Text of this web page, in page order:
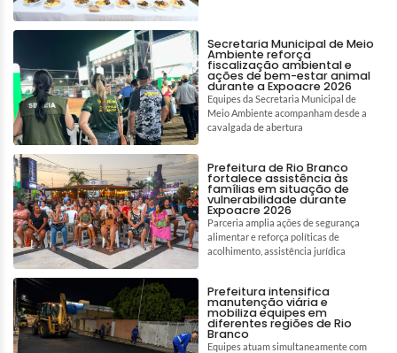
Secretaria Municipal de Meio
Ambiente reforça
fiscalização ambiental e
ações de bem-estar animal
durante a Expoacre 2026
Equipes da Secretaria Municipal de
Meio Ambiente acompanham desde a
cavalgada de abertura
Prefeitura de Rio Branco
fortalece assistência às
famílias em situação de
vulnerabilidade durante
Expoacre 2026
Parceria amplia ações de segurança
alimentar e reforça políticas de
acolhimento, assistência jurídica
Prefeitura intensifica
manutenção viária e
mobiliza equipes em
diferentes regiões de Rio
Branco
Equipes atuam simultaneamente com